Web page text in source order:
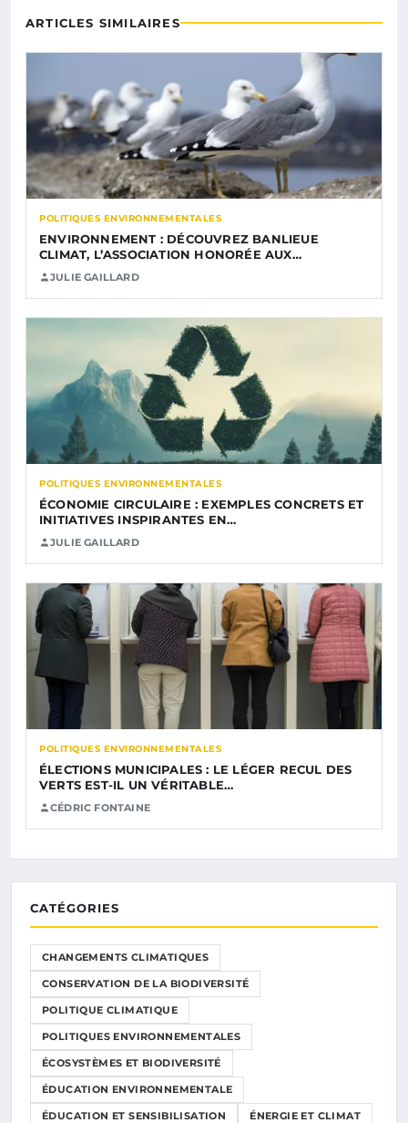
ARTICLES SIMILAIRES
POLITIQUES ENVIRONNEMENTALES
ENVIRONNEMENT : DÉCOUVREZ BANLIEUE
CLIMAT, L’ASSOCIATION HONORÉE AUX…
JULIE GAILLARD
POLITIQUES ENVIRONNEMENTALES
ÉCONOMIE CIRCULAIRE : EXEMPLES CONCRETS ET
INITIATIVES INSPIRANTES EN…
JULIE GAILLARD
POLITIQUES ENVIRONNEMENTALES
ÉLECTIONS MUNICIPALES : LE LÉGER RECUL DES
VERTS EST-IL UN VÉRITABLE…
CÉDRIC FONTAINE
CATÉGORIES
CHANGEMENTS CLIMATIQUES
CONSERVATION DE LA BIODIVERSITÉ
POLITIQUE CLIMATIQUE
POLITIQUES ENVIRONNEMENTALES
ÉCOSYSTÈMES ET BIODIVERSITÉ
ÉDUCATION ENVIRONNEMENTALE
ÉDUCATION ET SENSIBILISATION ÉNERGIE ET CLIMAT